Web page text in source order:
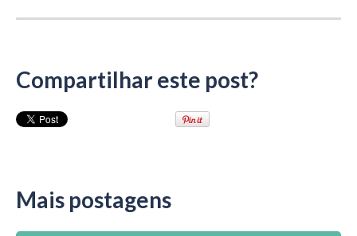
Compartilhar este post?
Mais postagens